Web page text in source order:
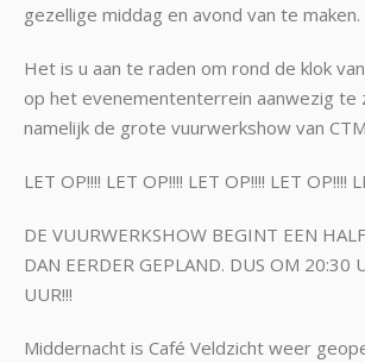
gezellige middag en avond van te maken.
Het is u aan te raden om rond de klok
op het evenemententerrein aanwezig te
namelijk de grote vuurwerkshow van
LET OP!!!! LET OP!!!! LET OP!!!! LET OP!!!!
DE VUURWERKSHOW BEGINT EEN
DAN EERDER GEPLAND. DUS OM 20:30
UUR!!!
Middernacht is Café Veldzicht weer